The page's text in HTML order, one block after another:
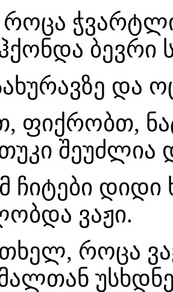
ბევრი
და
ფიქრობთ,
ჩიტები დიდი
ვაჟი.
როცა